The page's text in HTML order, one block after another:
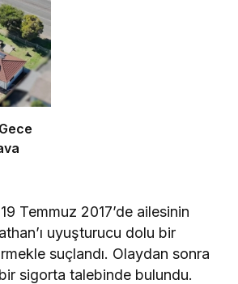
Temmuz 2017’de ailesinin
uyuşturucu dolu bir
suçlandı. Olaydan sonra
sigorta talebinde bulundu.